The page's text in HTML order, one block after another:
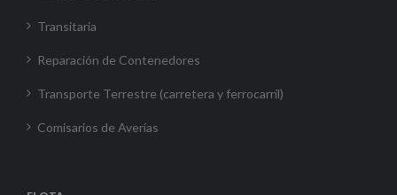
Transitaria
Reparación de Contenedores
Transporte Terrestre (carretera y ferrocarril)
Comisarios de Averías